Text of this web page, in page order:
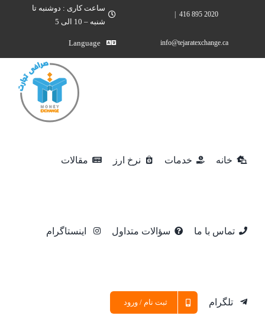
2020 895 416
info@tejaratexchange.ca
ساعت کاری : دوشنبه تا
شنبه – 10 الی 5
Language
خانه خدمات نرخ ارز مقالات
تماس با ما سؤالات متداول اینستاگرام
تلگرام ثبت نام / ورود